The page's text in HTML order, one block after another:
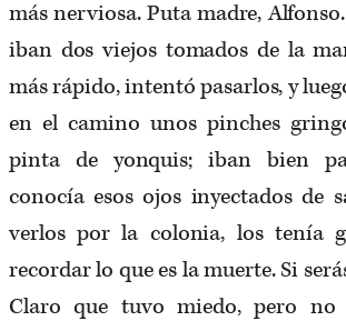
más nerviosa. Puta madre,
iban dos viejos tomados de la
más rápido, intentó pasarlos, y
en el camino unos pinches
pinta de yonquis; iban bien
conocía esos ojos inyectados de
verlos por la colonia, los tenía
recordar lo que es la muerte. Si
Claro que tuvo miedo, pero